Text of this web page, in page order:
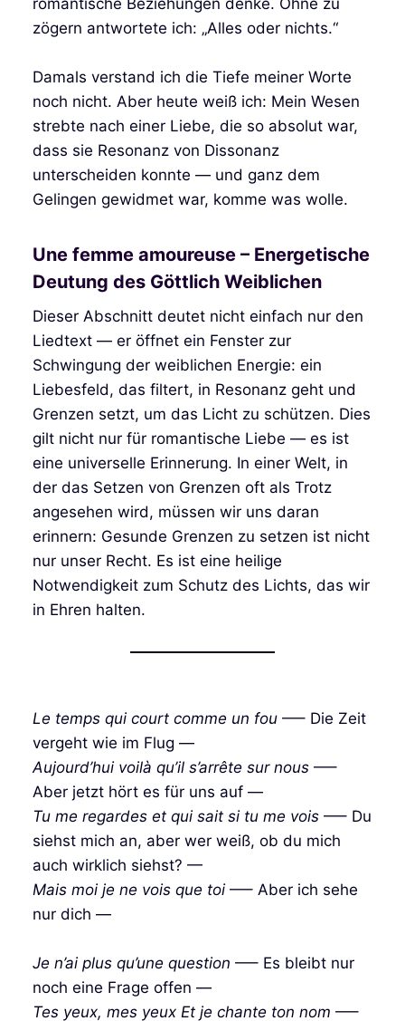
zögern antwortete ich: „Alles oder nichts.“
Damals verstand ich die Tiefe meiner Worte
noch nicht. Aber heute weiß ich: Mein Wesen
strebte nach einer Liebe, die so absolut war,
dass sie Resonanz von Dissonanz
unterscheiden konnte — und ganz dem
Gelingen gewidmet war, komme was wolle.
Une femme amoureuse – Energetische
Deutung des Göttlich Weiblichen
Dieser Abschnitt deutet nicht einfach nur den
Liedtext — er öffnet ein Fenster zur
Schwingung der weiblichen Energie: ein
Liebesfeld, das filtert, in Resonanz geht und
Grenzen setzt, um das Licht zu schützen. Dies
gilt nicht nur für romantische Liebe — es ist
eine universelle Erinnerung. In einer Welt, in
der das Setzen von Grenzen oft als Trotz
angesehen wird, müssen wir uns daran
erinnern: Gesunde Grenzen zu setzen ist nicht
nur unser Recht. Es ist eine heilige
Notwendigkeit zum Schutz des Lichts, das wir
in Ehren halten.
Le temps qui court comme un fou—– Die Zeit
vergeht wie im Flug —
Aujourd’hui voilà qu’il s’arrête sur nous—–
Aber jetzt hört es für uns auf —
Tu me regardes et qui sait si tu me vois —– Du
siehst mich an, aber wer weiß, ob du mich
auch wirklich siehst? —
Mais moi je ne vois que toi—– Aber ich sehe
nur dich —
Je n’ai plus qu’une question —– Es bleibt nur
noch eine Frage offen —
Tes yeux, mes yeux Et je chante ton nom —–